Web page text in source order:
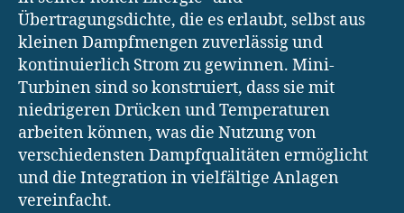
Übertragungsdichte, die es erlaubt, selbst aus
kleinen Dampfmengen zuverlässig und
kontinuierlich Strom zu gewinnen. Mini-
Turbinen sind so konstruiert, dass sie mit
niedrigeren Drücken und Temperaturen
arbeiten können, was die Nutzung von
verschiedensten Dampfqualitäten ermöglicht
und die Integration in vielfältige Anlagen
vereinfacht.